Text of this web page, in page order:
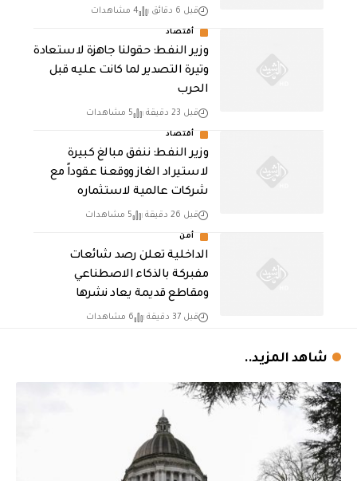
قبل 6 دقائق 4 مشاهدات
أقتصاد
وزير النفط: حقولنا جاهزة لاستعادة
وتيرة التصدير لما كانت عليه قبل
الحرب
قبل 23 دقيقة 5 مشاهدات
أقتصاد
وزير النفط: ننفق مبالغ كبيرة
لاستيراد الغاز ووقعنا عقوداً مع
شركات عالمية لاستثماره
قبل 26 دقيقة 5 مشاهدات
أمن
الداخلية تعلن رصد شائعات
مفبركة بالذكاء الاصطناعي
ومقاطع قديمة يعاد نشرها
قبل 37 دقيقة 6 مشاهدات
شاهد المزيد..